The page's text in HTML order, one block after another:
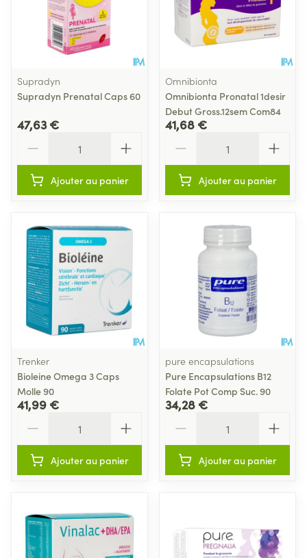
Supradyn
Supradyn Prenatal Caps 60
47,63 €
Ajouter au panier
Omnibionta
Omnibionta Pronatal 1desir
Debut Gross.12sem Com84
41,68 €
Ajouter au panier
Trenker
Bioleine Omega 3 Caps
Molle 90
41,99 €
Ajouter au panier
pure encapsulations
Pure Encapsulations B12
Folate Pot Comp Suc. 90
34,28 €
Ajouter au panier